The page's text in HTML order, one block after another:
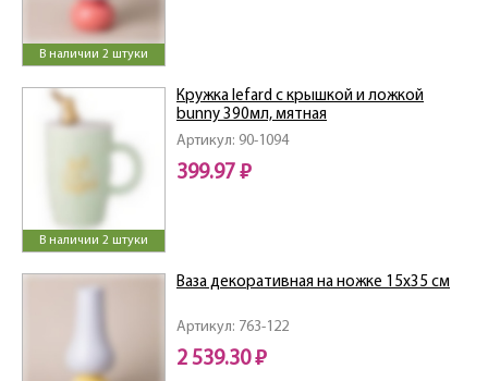
В наличии 2 штуки
В наличии 2 штуки
Артикул: 90-1094
Кружка lefard с крышкой и ложкой
bunny 390мл, мятная
399.97 ₽
Артикул: 763-122
Ваза декоративная на ножке 15х35 см
2 539.30 ₽